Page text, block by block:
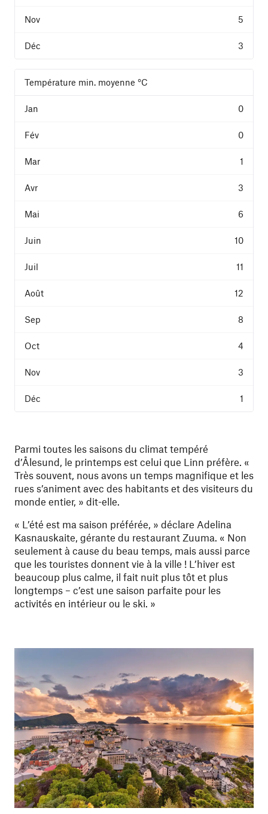
5
3
Température min. moyenne °C
0
0
1
3
6
10
11
12
8
4
3
1
Parmi toutes les saisons du climat tempéré
d’Ålesund, le printemps est celui que Linn préfère. «
Très souvent, nous avons un temps magnifique et les
rues s’animent avec des habitants et des visiteurs du
monde entier, » dit-elle.
« L’été est ma saison préférée, » déclare Adelina
Kasnauskaite, gérante du restaurant Zuuma. « Non
seulement à cause du beau temps, mais aussi parce
que les touristes donnent vie à la ville ! L’hiver est
beaucoup plus calme, il fait nuit plus tôt et plus
longtemps – c’est une saison parfaite pour les
activités en intérieur ou le ski. »